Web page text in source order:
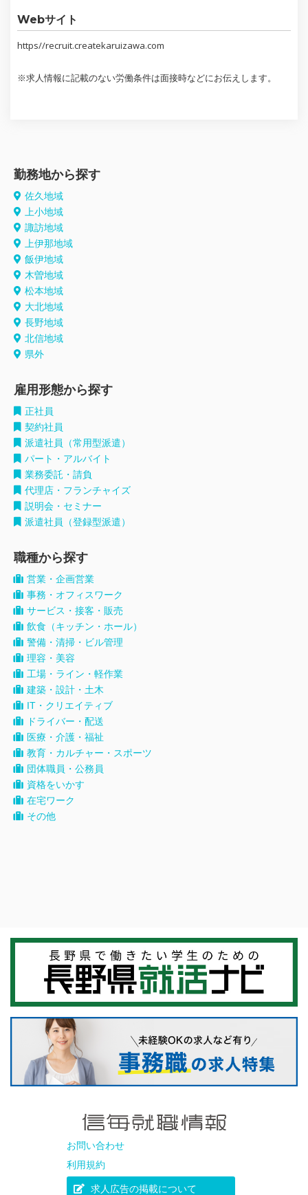
Webサイト
https//recruit.createkaruizawa.com
※求人情報に記載のない労働条件は面接時などにお伝えします。
勤務地から探す
佐久地域
上小地域
諏訪地域
上伊那地域
飯伊地域
木曽地域
松本地域
大北地域
長野地域
北信地域
県外
雇用形態から探す
正社員
契約社員
派遣社員（常用型派遣）
パート・アルバイト
業務委託・請負
代理店・フランチャイズ
説明会・セミナー
派遣社員（登録型派遣）
職種から探す
営業・企画営業
事務・オフィスワーク
サービス・接客・販売
飲食（キッチン・ホール）
警備・清掃・ビル管理
理容・美容
工場・ライン・軽作業
建築・設計・土木
IT・クリエイティブ
ドライバー・配送
医療・介護・福祉
教育・カルチャー・スポーツ
団体職員・公務員
資格をいかす
在宅ワーク
その他
お問い合わせ
利用規約
求人広告の掲載について